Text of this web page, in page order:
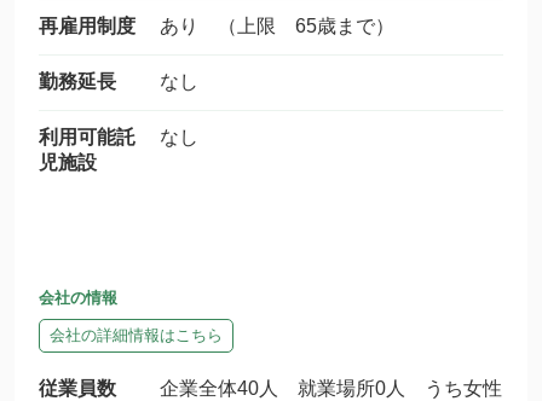
再雇用制度 あり （上限 65歳まで）
勤務延長 なし
利用可能託
児施設
なし
会社の情報
会社の詳細情報はこちら
従業員数
企業全体40人 就業場所0人 うち女性